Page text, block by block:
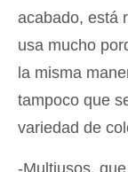
acabado, está
usa mucho
la misma
tampoco que
variedad de
-Multiusos,